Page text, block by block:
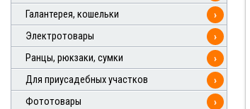
Галантерея, кошельки
›
Электротовары
›
Ранцы, рюкзаки, сумки
›
Для приусадебных участков
›
Фототовары
›